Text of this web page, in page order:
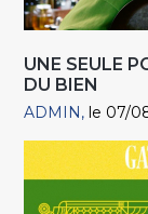
UNE SEULE
DU BIEN
ADMIN le 07/